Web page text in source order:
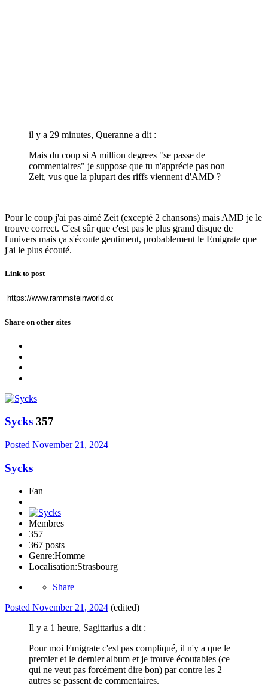
il y a 29 minutes, Queranne a dit :
Mais du coup si A million degrees "se passe de
commentaires" je suppose que tu n'apprécie pas non
Zeit, vus que la plupart des riffs viennent d'AMD ?
Pour le coup j'ai pas aimé Zeit (excepté 2 chansons) mais AMD je le
trouve correct. C'est sûr que c'est pas le plus grand disque de
l'univers mais ça s'écoute gentiment, probablement le Emigrate que
j'ai le plus écouté.
Link to post
Share on other sites
Sycks 357
Posted November 21, 2024
Sycks
Fan
Membres
357
367 posts
Genre:Homme
Localisation:Strasbourg
Share
Posted November 21, 2024 (edited)
Il y a 1 heure, Sagittarius a dit :
Pour moi Emigrate c'est pas compliqué, il n'y a que le
premier et le dernier album et je trouve écoutables (ce
qui ne veut pas forcément dire bon) par contre les 2
autres se passent de commentaires.